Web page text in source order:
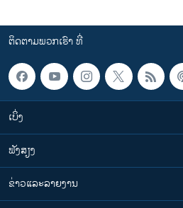
ຕິດຕາມພວກເຮົາ ທີ່
ເບິ່ງ
ຟັງສຽງ
ຂ່າວແລະລາຍງານ